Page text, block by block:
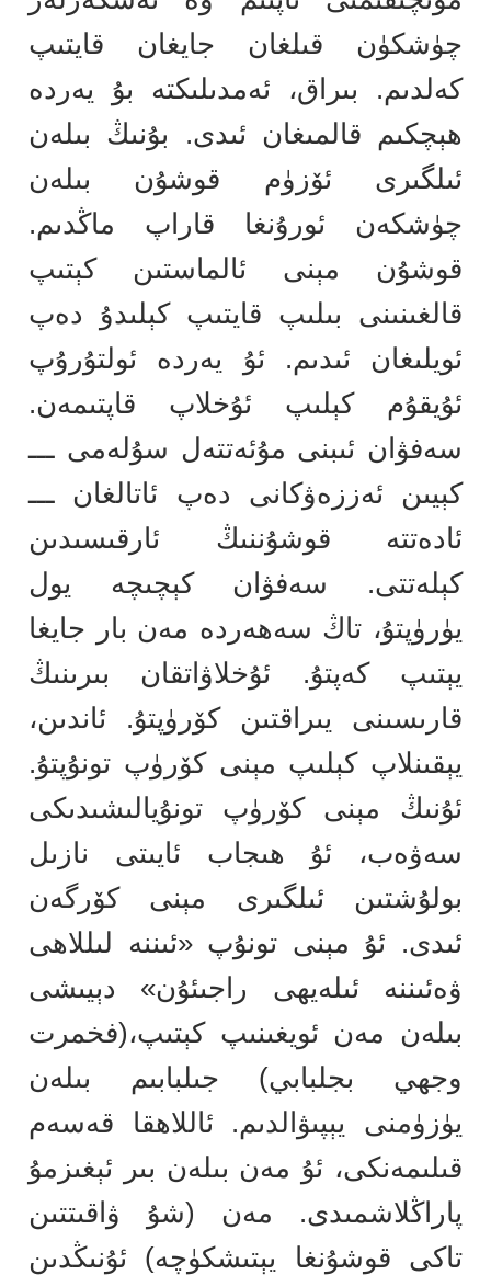
چۈشكۈن قىلغان جايغان قايتىپ
كەلدىم. بىراق، ئەمدىلىكتە بۇ يەردە
ھېچكىم قالمىغان ئىدى. بۇنىڭ بىلەن
ئىلگىرى ئۆزۈم قوشۇن بىلەن
چۈشكەن ئورۇنغا قاراپ ماڭدىم.
قوشۇن مېنى ئالماستىن كېتىپ
قالغىنىنى بىلىپ قايتىپ كېلىدۇ دەپ
ئويلىغان ئىدىم. ئۇ يەردە ئولتۇرۇپ
ئۇيقۇم كېلىپ ئۇخلاپ قاپتىمەن.
سەفۋان ئىبنى مۇئەتتەل سۇلەمى ـــ
كېيىن ئەززەۋكانى دەپ ئاتالغان ـــ
ئادەتتە قوشۇننىڭ ئارقىسىدىن
كېلەتتى. سەفۋان كېچىچە يول
يۈرۈپتۇ، تاڭ سەھەردە مەن بار جايغا
يېتىپ كەپتۇ. ئۇخلاۋاتقان بىرىنىڭ
قارىسىنى يىراقتىن كۆرۈپتۇ. ئاندىن،
يېقىنلاپ كېلىپ مېنى كۆرۈپ تونۇپتۇ.
ئۇنىڭ مېنى كۆرۈپ تونۇيالىشىدىكى
سەۋەب، ئۇ ھىجاب ئايىتى نازىل
بولۇشتىن ئىلگىرى مېنى كۆرگەن
ئىدى. ئۇ مېنى تونۇپ «ئىننە لىللاھى
ۋەئىننە ئىلەيھى راجىئۇن» دېيىشى
بىلەن مەن ئويغىنىپ كېتىپ،(فخمرت
وجهي بجلبابي) جىلبابىم بىلەن
يۈزۈمنى يېپىۋالدىم. ئاللاھقا قەسەم
قىلىمەنكى، ئۇ مەن بىلەن بىر ئېغىزمۇ
پاراڭلاشمىدى. مەن (شۇ ۋاقىتتىن
تاكى قوشۇنغا يېتىشكۈچە) ئۇنىڭدىن